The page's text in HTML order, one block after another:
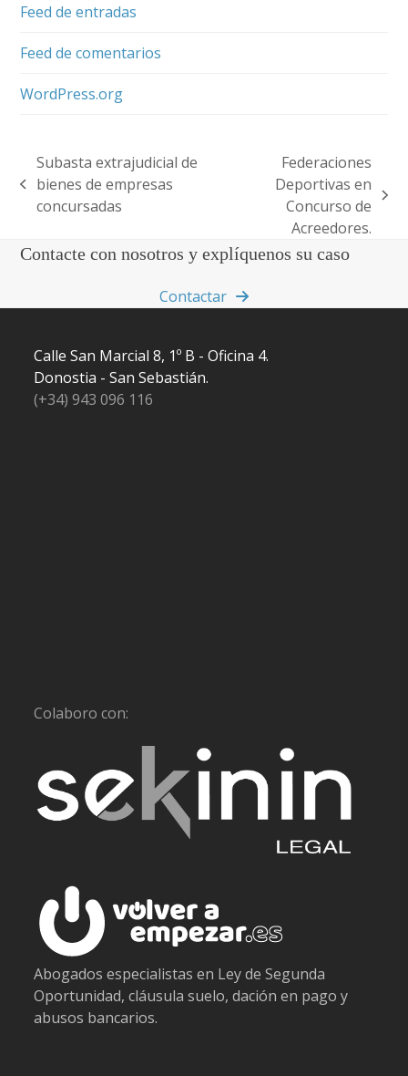
Feed de entradas
Feed de comentarios
WordPress.org
previous
post:
Subasta extrajudicial de
bienes de empresas
concursadas
Federaciones
Deportivas en
Concurso de
Acreedores.
Contacte con nosotros y explíquenos su caso
Contactar
Calle San Marcial 8, 1º B - Oficina 4.
Donostia - San Sebastián.
(+34) 943 096 116
Colaboro con:
Abogados especialistas en Ley de Segunda
Oportunidad, cláusula suelo, dación en pago y
abusos bancarios.